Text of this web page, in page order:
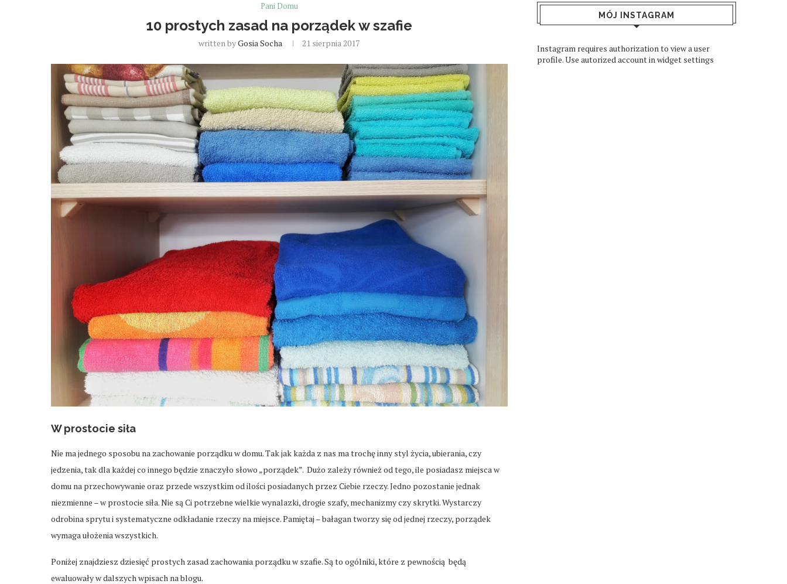
Pani Domu
10 prostych zasad na porządek w szafie
written byGosia Socha 21 sierpnia 2017
W prostocie siła
Nie ma jednego sposobu na zachowanie porządku w domu. Tak jak każda z nas ma trochę inny styl życia, ubierania, czy
jedzenia, tak dla każdej co innego będzie znaczyło słowo „porządek”. Dużo zależy również od tego, ile posiadasz miejsca w
domu na przechowywanie oraz przede wszystkim od ilości posiadanych przez Ciebie rzeczy. Jedno pozostanie jednak
niezmienne – w prostocie siła. Nie są Ci potrzebne wielkie wynalazki, drogie szafy, mechanizmy czy skrytki. Wystarczy
odrobina sprytu i systematyczne odkładanie rzeczy na miejsce. Pamiętaj – bałagan tworzy się od jednej rzeczy, porządek
wymaga ułożenia wszystkich.
Poniżej znajdziesz dziesięć prostych zasad zachowania porządku w szafie. Są to ogólniki, które z pewnością będą
ewaluowały w dalszych wpisach na blogu.
MÓJ INSTAGRAM
Instagram requires authorization to view a user
profile. Use autorized account in widget settings